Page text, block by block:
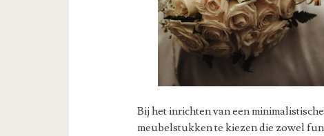
Bij het inrichten van een
meubelstukken te kiezen die zowel